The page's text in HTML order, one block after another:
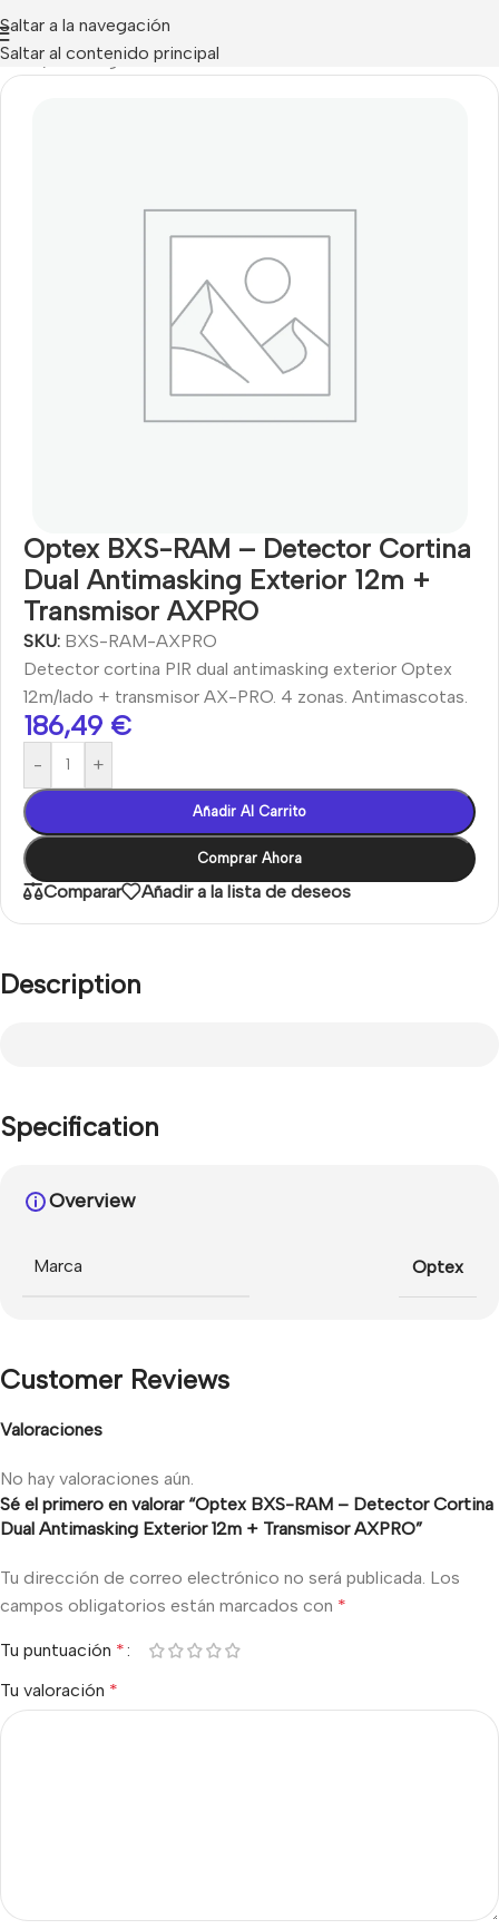
Saltar a la navegación
Saltar al contenido principal
Inicio Uncategorized
Optex BXS-RAM – Detector Cortina
Dual Antimasking Exterior 12m +
Transmisor AXPRO
SKU: BXS-RAM-AXPRO
Detector cortina PIR dual antimasking exterior Optex
12m/lado + transmisor AX-PRO. 4 zonas. Antimascotas.
186,49 €
- +
Añadir Al Carrito
Comprar Ahora
Comparar Añadir a la lista de deseos
Description
Specification
Overview
Marca Optex
Customer Reviews
Valoraciones
No hay valoraciones aún.
Sé el primero en valorar “Optex BXS-RAM – Detector Cortina
Dual Antimasking Exterior 12m + Transmisor AXPRO”
Tu dirección de correo electrónico no será publicada. Los
campos obligatorios están marcados con *
Tu puntuación *
Tu valoración *